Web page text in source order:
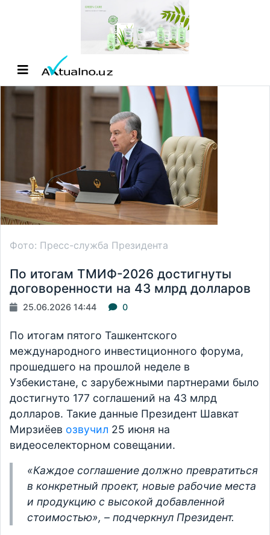
Фото: Пресс-служба Президента
По итогам ТМИФ-2026 достигнуты
договоренности на 43 млрд долларов
25.06.2026 14:44 0
По итогам пятого Ташкентского
международного инвестиционного форума,
прошедшего на прошлой неделе в
Узбекистане, с зарубежными партнерами было
достигнуто 177 соглашений на 43 млрд
долларов. Такие данные Президент Шавкат
Мирзиёев озвучил 25 июня на
видеоселекторном совещании.
«Каждое соглашение должно превратиться
в конкретный проект, новые рабочие места
и продукцию с высокой добавленной
стоимостью», – подчеркнул Президент.